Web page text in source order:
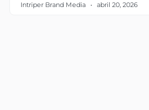
Intriper Brand Media abril 20, 2026